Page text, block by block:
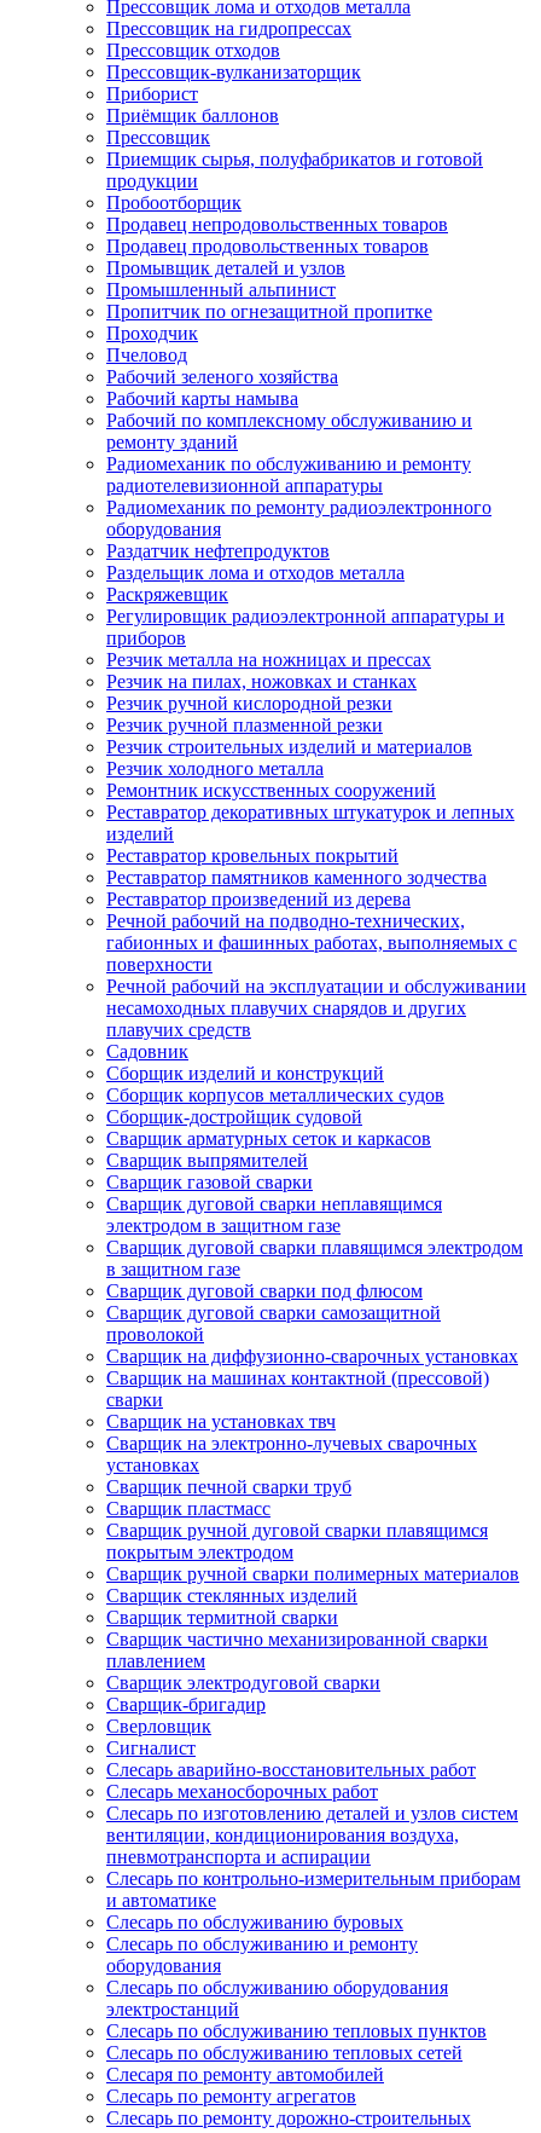
Прессовщик лома и отходов металла
Прессовщик на гидропрессах
Прессовщик отходов
Прессовщик-вулканизаторщик
Приборист
Приёмщик баллонов
Прессовщик
Приемщик сырья, полуфабрикатов и готовой
продукции
Пробоотборщик
Продавец непродовольственных товаров
Продавец продовольственных товаров
Промывщик деталей и узлов
Промышленный альпинист
Пропитчик по огнезащитной пропитке
Проходчик
Пчеловод
Рабочий зеленого хозяйства
Рабочий карты намыва
Рабочий по комплексному обслуживанию и
ремонту зданий
Радиомеханик по обслуживанию и ремонту
радиотелевизионной аппаратуры
Радиомеханик по ремонту радиоэлектронного
оборудования
Раздатчик нефтепродуктов
Раздельщик лома и отходов металла
Раскряжевщик
Регулировщик радиоэлектронной аппаратуры и
приборов
Резчик металла на ножницах и прессах
Резчик на пилах, ножовках и станках
Резчик ручной кислородной резки
Резчик ручной плазменной резки
Резчик строительных изделий и материалов
Резчик холодного металла
Ремонтник искусственных сооружений
Реставратор декоративных штукатурок и лепных
изделий
Реставратор кровельных покрытий
Реставратор памятников каменного зодчества
Реставратор произведений из дерева
Речной рабочий на подводно-технических,
габионных и фашинных работах, выполняемых с
поверхности
Речной рабочий на эксплуатации и обслуживании
несамоходных плавучих снарядов и других
плавучих средств
Садовник
Сборщик изделий и конструкций
Сборщик корпусов металлических судов
Сборщик-достройщик судовой
Сварщик арматурных сеток и каркасов
Сварщик выпрямителей
Сварщик газовой сварки
Сварщик дуговой сварки неплавящимся
электродом в защитном газе
Сварщик дуговой сварки плавящимся электродом
в защитном газе
Сварщик дуговой сварки под флюсом
Сварщик дуговой сварки самозащитной
проволокой
Сварщик на диффузионно-сварочных установках
Сварщик на машинах контактной (прессовой)
сварки
Сварщик на установках твч
Сварщик на электронно-лучевых сварочных
установках
Сварщик печной сварки труб
Сварщик пластмасс
Сварщик ручной дуговой сварки плавящимся
покрытым электродом
Сварщик ручной сварки полимерных материалов
Сварщик стеклянных изделий
Сварщик термитной сварки
Сварщик частично механизированной сварки
плавлением
Сварщик электродуговой сварки
Сварщик-бригадир
Сверловщик
Сигналист
Слесарь аварийно-восстановительных работ
Слесарь механосборочных работ
Слесарь по изготовлению деталей и узлов систем
вентиляции, кондиционирования воздуха,
пневмотранспорта и аспирации
Слесарь по контрольно-измерительным приборам
и автоматике
Слесарь по обслуживанию буровых
Слесарь по обслуживанию и ремонту
оборудования
Слесарь по обслуживанию оборудования
электростанций
Слесарь по обслуживанию тепловых пунктов
Слесарь по обслуживанию тепловых сетей
Слесаря по ремонту автомобилей
Слесарь по ремонту агрегатов
Слесарь по ремонту дорожно-строительных